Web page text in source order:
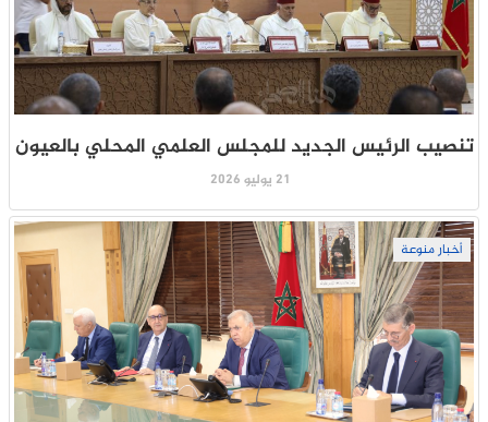
تنصيب الرئيس الجديد للمجلس العلمي المحلي بالعيون
21 يوليو 2026
أخبار منوعة